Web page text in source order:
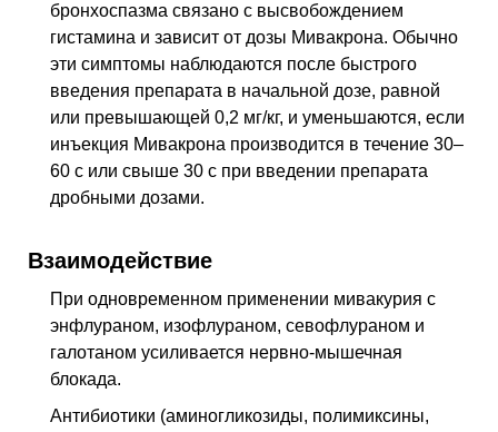
бронхоспазма связано с высвобождением
гистамина и зависит от дозы Мивакрона. Обычно
эти симптомы наблюдаются после быстрого
введения препарата в начальной дозе, равной
или превышающей 0,2 мг/кг, и уменьшаются, если
инъекция Мивакрона производится в течение 30–
60 с или свыше 30 с при введении препарата
дробными дозами.
Взаимодействие
При одновременном применении мивакурия с
энфлураном, изофлураном, севофлураном и
галотаном усиливается нервно-мышечная
блокада.
Антибиотики (аминогликозиды, полимиксины,